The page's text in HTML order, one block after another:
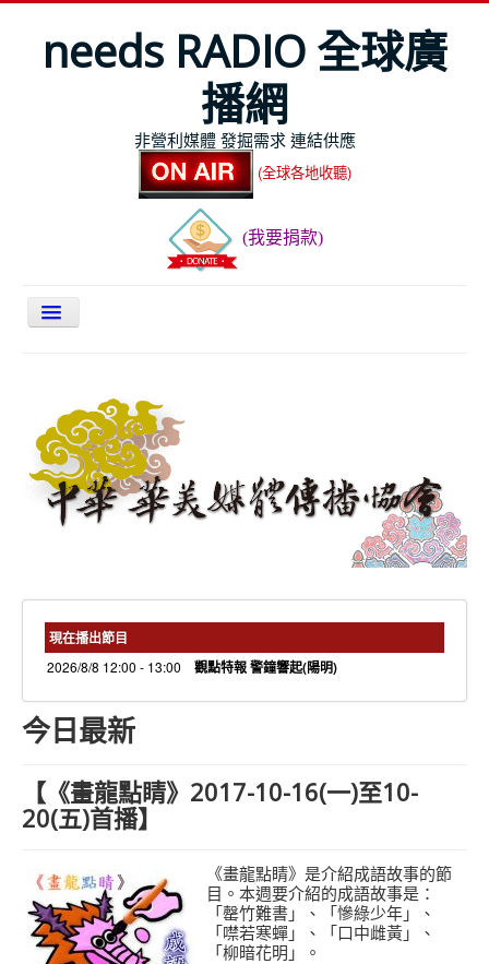
needs RADIO 全球廣
播網
非營利媒體 發掘需求 連結供應
(全球各地收聽)
(我要捐款)
今日最新
節目表
全球Live收聽
needs 專欄
線上捐款
現在播出節目
2026/8/8 12:00 - 13:00 觀點特報 警鐘響起(陽明)
今日最新
【《畫龍點睛》2017-10-16(一)至10-
20(五)首播】
《畫龍點睛》是介紹成語故事的節
目。本週要介紹的成語故事是：
「罄竹難書」、「慘綠少年」、
「噤若寒蟬」、「口中雌黃」、
「柳暗花明 」。